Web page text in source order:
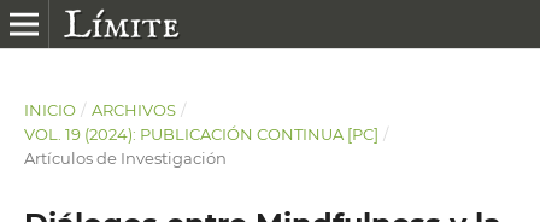
INICIO / ARCHIVOS /
VOL. 19 (2024): PUBLICACIÓN CONTINUA [PC] /
Artículos de Investigación